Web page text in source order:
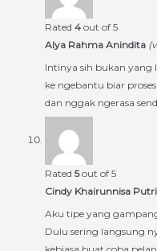
Rated 4 out of 5
Alya Rahma Anindita
Intinya sih bukan yang
ke ngebantu biar
dan nggak ngerasa
Rated 5out of 5
Cindy Khairunnisa Putri
Aku tipe yang
Dulu sering langsung